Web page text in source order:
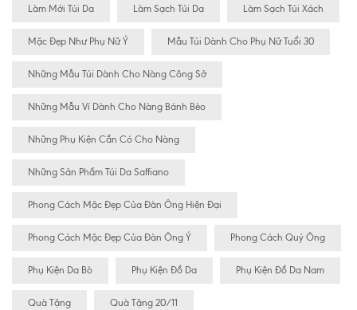
Làm Mới Túi Da Làm Sạch Túi Da Làm Sạch Túi Xách
Mặc Đẹp Như Phụ Nữ Ý Mẫu Túi Dành Cho Phụ Nữ Tuổi 30
Những Mẫu Túi Dành Cho Nàng Công Sở
Những Mẫu Ví Dành Cho Nàng Bánh Bèo
Những Phụ Kiện Cần Có Cho Nàng
Những Sản Phẩm Túi Da Saffiano
Phong Cách Mặc Đẹp Của Đàn Ông Hiện Đại
Phong Cách Mặc Đẹp Của Đàn Ông Ý Phong Cách Quý Ông
Phụ Kiện Da Bò Phụ Kiện Đồ Da Phụ Kiện Đồ Da Nam
Quà Tặng Quà Tặng 20/11